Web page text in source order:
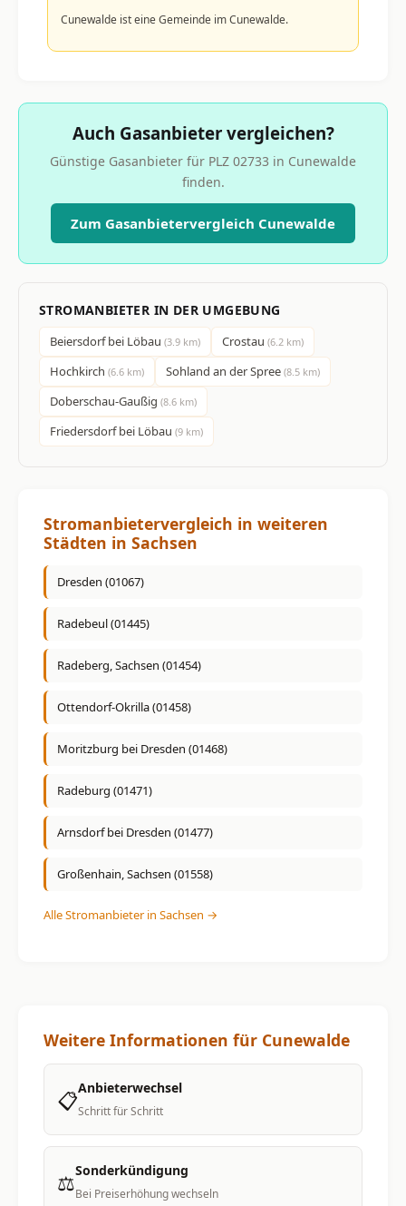
Cunewalde ist eine Gemeinde im Cunewalde.
Auch Gasanbieter vergleichen?
Günstige Gasanbieter für PLZ 02733 in Cunewalde
finden.
Zum Gasanbietervergleich Cunewalde
STROMANBIETER IN DER UMGEBUNG
Beiersdorf bei Löbau (3.9 km) Crostau (6.2 km)
Hochkirch (6.6 km) Sohland an der Spree (8.5 km)
Doberschau-Gaußig (8.6 km)
Friedersdorf bei Löbau (9 km)
Stromanbietervergleich in weiteren
Städten in Sachsen
Dresden (01067)
Radebeul (01445)
Radeberg, Sachsen (01454)
Ottendorf-Okrilla (01458)
Moritzburg bei Dresden (01468)
Radeburg (01471)
Arnsdorf bei Dresden (01477)
Großenhain, Sachsen (01558)
Alle Stromanbieter in Sachsen →
Weitere Informationen für Cunewalde
📋Anbieterwechsel
Schritt für Schritt
⚖️Sonderkündigung
Bei Preiserhöhung wechseln